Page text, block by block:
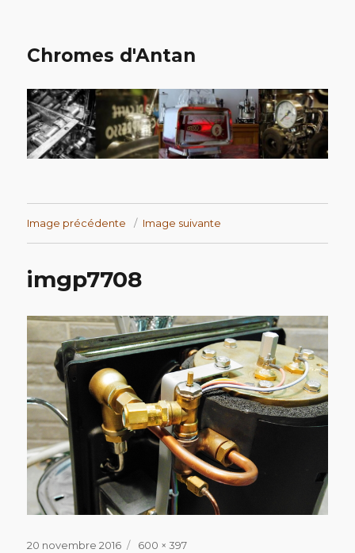
Chromes d'Antan
Image précédente Image suivante
imgp7708
Publié
20 novembre 2016
Taille
600 × 397